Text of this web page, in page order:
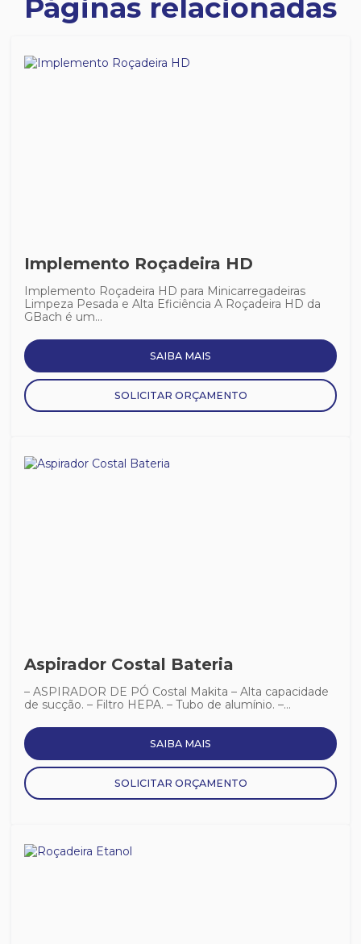
Páginas relacionadas
Implemento Roçadeira HD
Implemento Roçadeira HD para Minicarregadeiras
Limpeza Pesada e Alta Eficiência A Roçadeira HD da
GBach é um...
SAIBA MAIS
SOLICITAR ORÇAMENTO
Aspirador Costal Bateria
– ASPIRADOR DE PÓ Costal Makita – Alta capacidade
de sucção. – Filtro HEPA. – Tubo de alumínio. –...
SAIBA MAIS
SOLICITAR ORÇAMENTO